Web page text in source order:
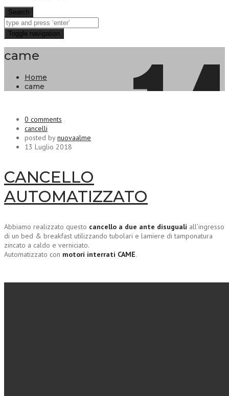
Search
Toggle navigation
came
Home
came
0 comments
cancelli
posted bynuovaalme
13 Luglio 2018
CANCELLO
AUTOMATIZZATO
Abbiamo realizzato questo cancello a due ante disuguali all’ingresso
di un bed & breakfast utilizzando tubolari e lamiere di tamponatura
zincato a caldo e verniciato.
Automatizzato con motori interrati CAME.